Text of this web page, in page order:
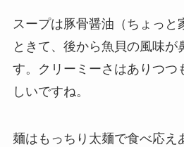
スープは豚骨醤油（ちょっと
ときて、後から魚貝の風味が
す。クリーミーさはありつつ
しいですね。
麺はもっちり太麺で食べ応え